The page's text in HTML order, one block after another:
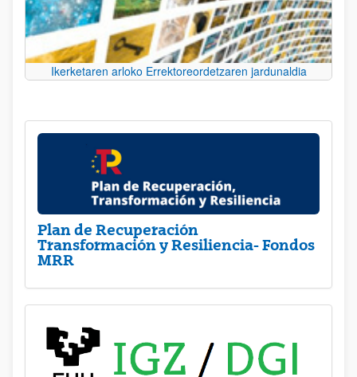
Ikerketaren arloko Errektoreordetzaren jardunaldia
Plan de Recuperación
Transformación y Resiliencia- Fondos
MRR